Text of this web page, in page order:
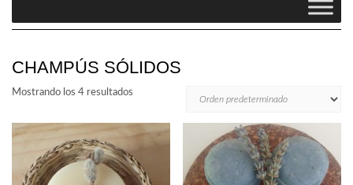
CHAMPÚS SÓLIDOS
Mostrando los 4 resultados